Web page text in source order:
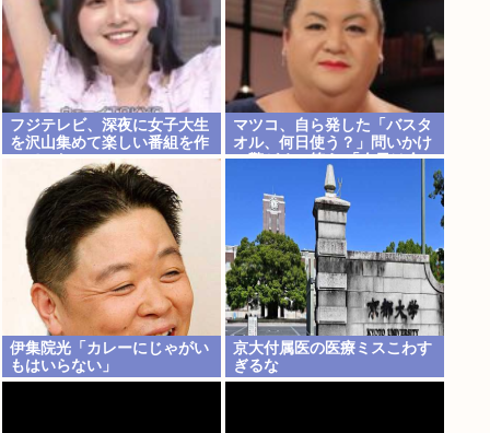
フジテレビ、深夜に女子大生
を沢山集めて楽しい番組を作
っていたwww
マツコ、自ら発した「バスタ
オル、何日使う？」問いかけ
に驚がくの答え 「今日は全
部、本当のこと言うわ」
伊集院光「カレーにじゃがい
もはいらない」
京大付属医の医療ミスこわす
ぎるな